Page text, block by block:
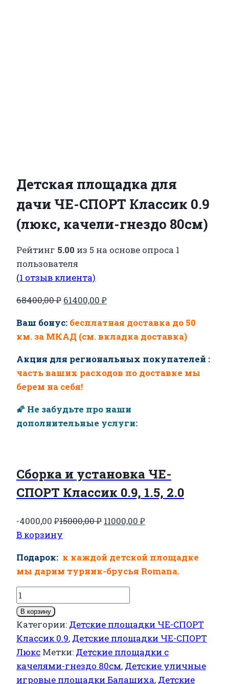
Детская площадка для
дачи ЧЕ-СПОРТ Классик 0.9
(люкс, качели-гнездо 80см)
Рейтинг 5.00 из 5 на основе опроса 1
пользователя
(1 отзыв клиента)
68400,00₽ Первоначальная
составляла
68400,00 ₽.
61400,00 ₽Текущая
61400,00 ₽.
Ваш бонус: бесплатная доставка до 50
км. за МКАД (см. вкладка доставка)
Акция для региональных покупателей :
часть ваших расходов по доставке мы
берем на себя!
🌠 Не забудьте про наши
дополнительные услуги:
Сборка и установка ЧЕ-
СПОРТ Классик 0.9, 1.5, 2.0
-4000,00 ₽15000,00₽ Первоначальная
15000,00 ₽.
11000,00 ₽Текущая
В корзину
Подарок: к каждой детской площадке
мы дарим турник-брусья Romana.
Количество
товара
Детская
площадка
для
дачи
ЧЕ-
В корзину
Категории: Детские площадки ЧЕ-СПОРТ
Классик 0.9, Детские площадки ЧЕ-СПОРТ
Люкс Метки: Детские площадки с
качелями-гнездо 80см, Детские уличные
игровые площадки Балашиха, Детские